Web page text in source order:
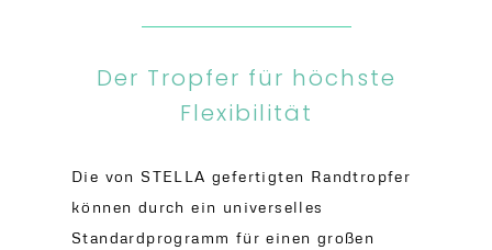
Der Tropfer für höchste
Flexibilität
Die von STELLA gefertigten Randtropfer
können durch ein universelles
Standardprogramm für einen großen